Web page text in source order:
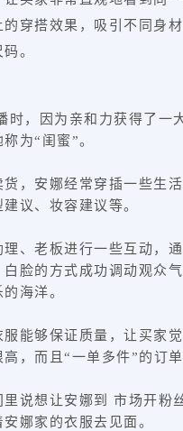
穿搭效果，吸引不同身
。
时，因为亲和力获得了一
为“闺蜜”。
，安娜经常穿插一些生
议、妆容建议等。
、老板进行一些互动，
脸的方式成功调动观众
海洋。
能够保证质量，让买家
，而且“一单多件”的订单
说想让安娜到 市场开粉
娜家的衣服去见面。